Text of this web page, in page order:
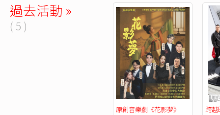
過去活動 »
( 5 )
原創音樂劇《花影夢》
跨越